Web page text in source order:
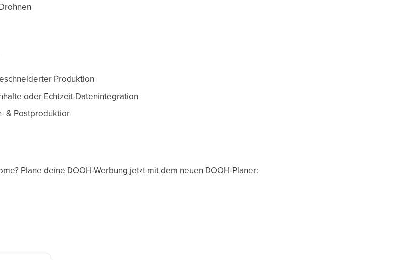
Produktion
oder Echtzeit-Datenintegration
& Postproduktion
Plane deine DOOH-Werbung jetzt mit dem neuen DOOH-Planer: